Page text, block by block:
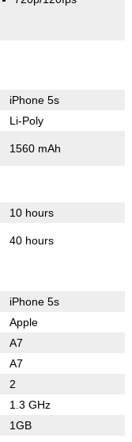
iPhone 5s
Li-Poly
1560 mAh
10 hours
40 hours
iPhone 5s
Apple
A7
A7
2
1.3 GHz
1GB